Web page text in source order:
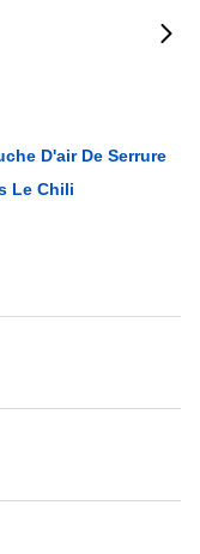
D'air De Serrure
Le Chili